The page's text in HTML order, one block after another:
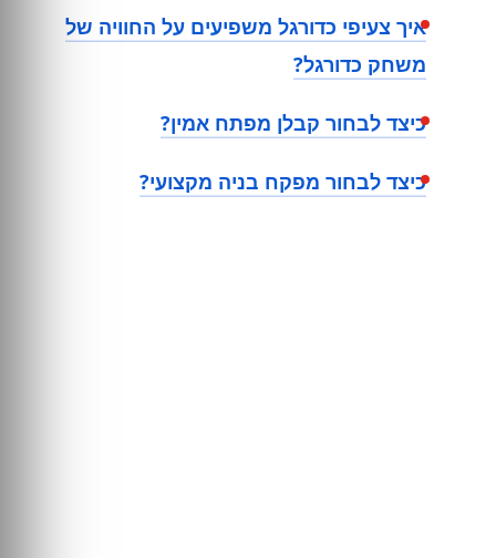
איך צעיפי כדורגל משפיעים על החוויה של
משחק כדורגל?
כיצד לבחור קבלן מפתח אמין?
כיצד לבחור מפקח בניה מקצועי?